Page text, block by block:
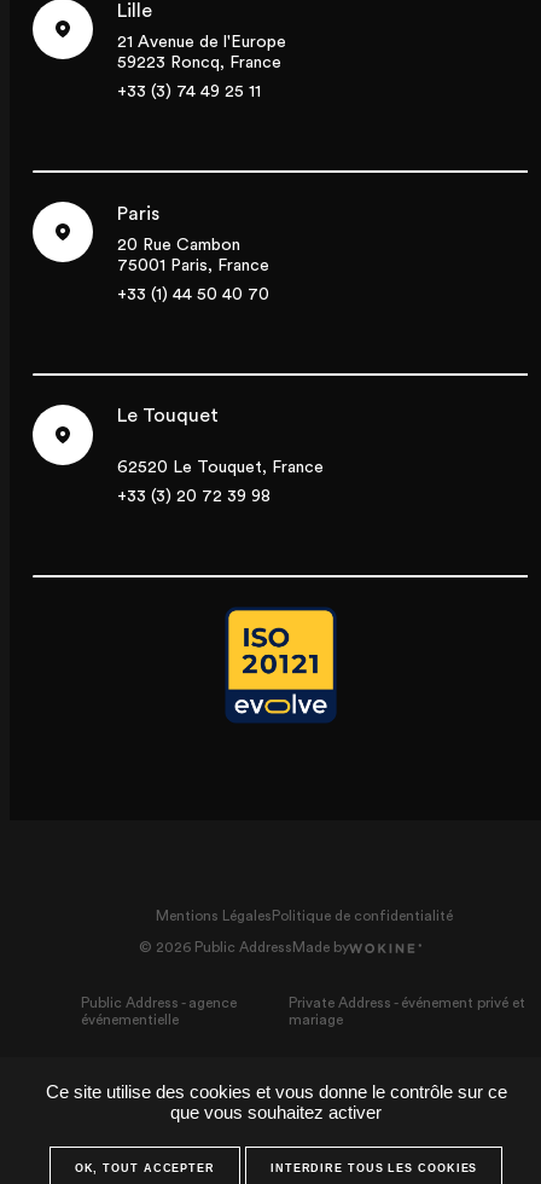
Lille
21 Avenue de l'Europe
59223 Roncq, France
+33 (3) 74 49 25 11
Paris
20 Rue Cambon
75001 Paris, France
+33 (1) 44 50 40 70
Le Touquet
62520 Le Touquet, France
+33 (3) 20 72 39 98
Mentions Légales Politique de confidentialité
© 2026 Public Address Made by
Public Address - agence
événementielle
Private Address - événement privé et
mariage
Ce site utilise des cookies et vous donne le contrôle sur ce
que vous souhaitez activer
OK, TOUT ACCEPTER INTERDIRE TOUS LES COOKIES